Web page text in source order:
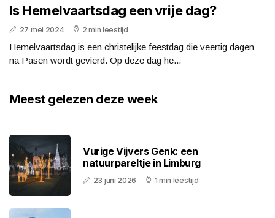
Is Hemelvaartsdag een vrije dag?
27 mei 2024 2 min leestijd
Hemelvaartsdag is een christelijke feestdag die veertig dagen
na Pasen wordt gevierd. Op deze dag he...
Meest gelezen deze week
Vurige Vijvers Genk: een
natuurpareltje in Limburg
23 juni 2026 1 min leestijd